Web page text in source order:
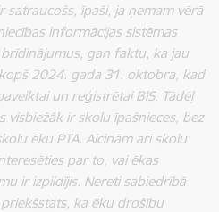
satraucošs, īpaši, ja ņemam vērā
informācijas sistēmas
gan faktu, ka jau
2024. gada 31. oktobra, kad
un reģistrētai BIS. Tādēļ
visbiežāk ir skolu īpašnieces, bez
ēku PTA. Aicinām arī skolu
par to, vai ēkas
ir izpildījis. Nereti sabiedrībā
ka ēku drošību